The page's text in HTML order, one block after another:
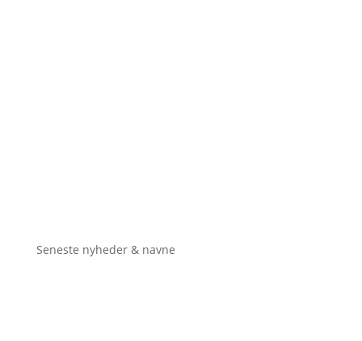
Seneste nyheder & navne